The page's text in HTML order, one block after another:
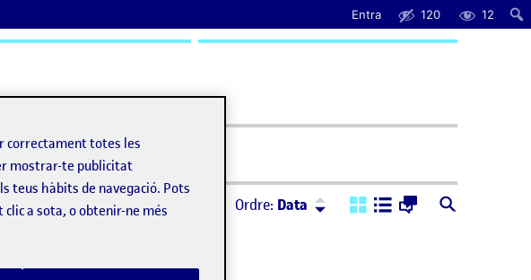
Entra 120 12
Ajuda
Ordre: Data Ordre: Descendent
correctament totes les
mostrar-te publicitat
teus hàbits de navegació. Pots
a sota, o obtenir-ne més